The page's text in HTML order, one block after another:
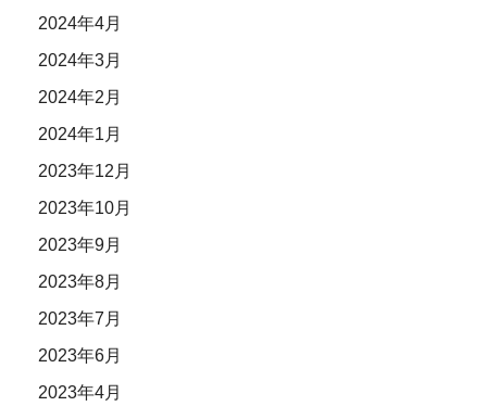
2024年4月
2024年3月
2024年2月
2024年1月
2023年12月
2023年10月
2023年9月
2023年8月
2023年7月
2023年6月
2023年4月